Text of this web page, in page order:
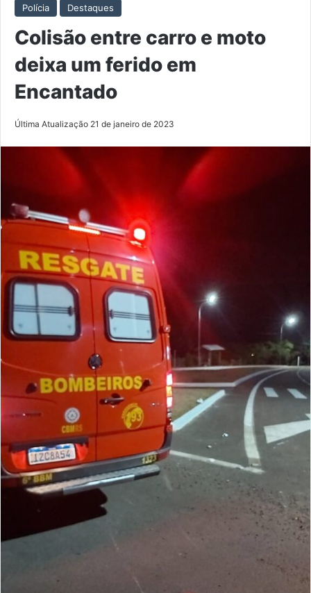
Polícia Destaques
Colisão entre carro e moto
deixa um ferido em
Encantado
Última Atualização 21 de janeiro de 2023